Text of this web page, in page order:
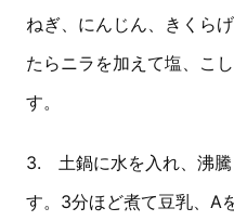
ねぎ、にんじん、きくら
たらニラを加えて塩、こ
す。
3. 土鍋に水を入れ、沸騰
す。3分ほど煮て豆乳、A